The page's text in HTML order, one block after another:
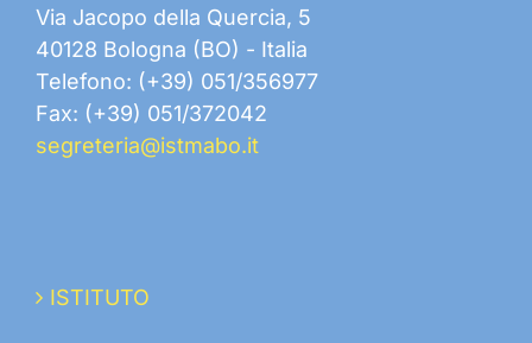
Via Jacopo della Quercia, 5
40128 Bologna (BO) - Italia
Telefono: (+39) 051/356977
Fax: (+39) 051/372042
segreteria@istmabo.it
ISTITUTO